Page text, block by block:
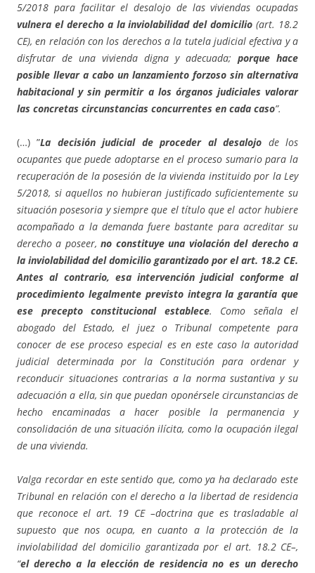
5/2018 para facilitar el desalojo de las viviendas ocupadas
vulnera el derecho a la inviolabilidad del domicilio (art. 18.2
CE), en relación con los derechos a la tutela judicial efectiva y a
disfrutar de una vivienda digna y adecuada; porque hace
posible llevar a cabo un lanzamiento forzoso sin alternativa
habitacional y sin permitir a los órganos judiciales valorar
las concretas circunstancias concurrentes en cada caso”.
(…) ”La decisión judicial de proceder al desalojo de los
ocupantes que puede adoptarse en el proceso sumario para la
recuperación de la posesión de la vivienda instituido por la Ley
5/2018, si aquellos no hubieran justificado suficientemente su
situación posesoria y siempre que el título que el actor hubiere
acompañado a la demanda fuere bastante para acreditar su
derecho a poseer,no constituye una violación del derecho a
la inviolabilidad del domicilio garantizado por el art. 18.2 CE.
Antes al contrario, esa intervención judicial conforme al
procedimiento legalmente previsto integra la garantía que
ese precepto constitucional establece. Como señala el
abogado del Estado, el juez o Tribunal competente para
conocer de ese proceso especial es en este caso la autoridad
judicial determinada por la Constitución para ordenar y
reconducir situaciones contrarias a la norma sustantiva y su
adecuación a ella, sin que puedan oponérsele circunstancias de
hecho encaminadas a hacer posible la permanencia y
consolidación de una situación ilícita, como la ocupación ilegal
de una vivienda.
Valga recordar en este sentido que, como ya ha declarado este
Tribunal en relación con el derecho a la libertad de residencia
que reconoce el art. 19 CE –doctrina que es trasladable al
supuesto que nos ocupa, en cuanto a la protección de la
inviolabilidad del domicilio garantizada por el art. 18.2 CE–,
“el derecho a la elección de residencia no es un derecho